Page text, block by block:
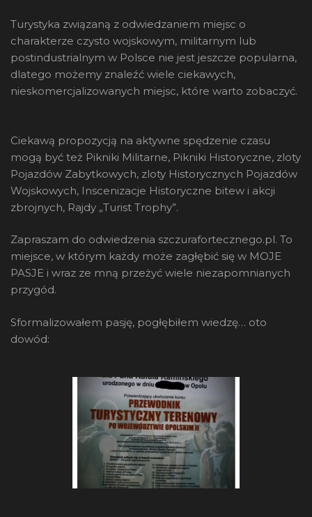
Turystyka związaną z odwiedzaniem miejsc o
charakterze czysto wojskowym, militarnym lub
postindustrialnym w Polsce nie jest jeszcze popularna,
dlatego możemy znaleźć wiele ciekawych,
nieskomercjalizowanych miejsc, które warto zobaczyć.
Ciekawą propozycją na aktywne spędzenie czasu
mogą być też Pikniki Militarne, Pikniki Historyczne, zloty
Pojazdów Zabytkowych, zloty Historycznych Pojazdów
Wojskowych, Inscenizacje Historyczne bitew i akcji
zbrojnych, Rajdy „Turist Trophy”.
Zapraszam do odwiedzenia szczurafortecznego.pl. To
miejsce, w którym każdy może zagłębić się w MOJE
PASJE i wraz ze mną przeżyć wiele niezapomnianych
przygód.
Sformalizowałem pasję, pogłębiłem wiedzę… oto
dowód: